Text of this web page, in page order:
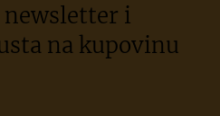
newsletter i
na kupovinu